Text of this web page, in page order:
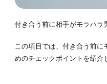
付き合う前に相手がモラハラ
この項目では、付き合う前
めのチェックポイントを紹介